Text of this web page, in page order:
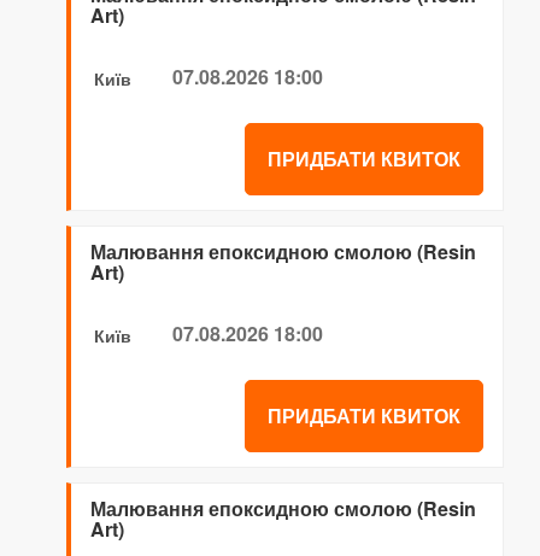
Art)
Київ 07.08.2026 18:00
ПРИДБАТИ КВИТОК
Малювання епоксидною смолою (Resin
Art)
Київ 07.08.2026 18:00
ПРИДБАТИ КВИТОК
Малювання епоксидною смолою (Resin
Art)